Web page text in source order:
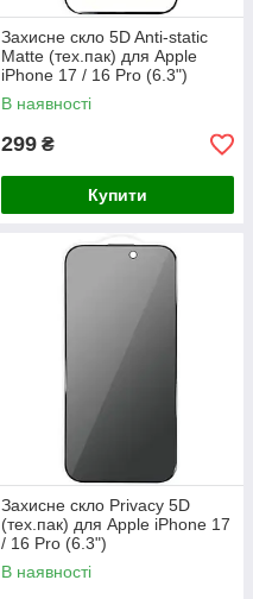
Захисне скло 5D Anti-static
Matte (тех.пак) для Apple
iPhone 17 / 16 Pro (6.3")
В наявності
299 ₴
Купити
Захисне скло Privacy 5D
(тех.пак) для Apple iPhone 17
/ 16 Pro (6.3")
В наявності